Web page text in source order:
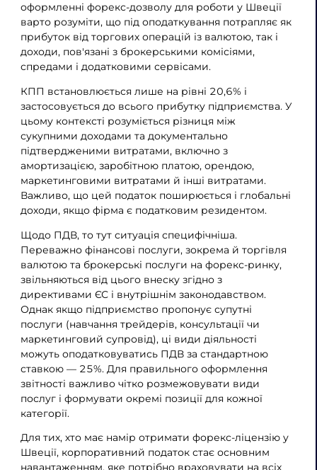
оформленні форекс-дозволу для роботи у Швеції
варто розуміти, що під оподаткування потрапляє як
прибуток від торгових операцій із валютою, так і
доходи, пов'язані з брокерськими комісіями,
спредами і додатковими сервісами.
КПП встановлюється лише на рівні 20,6% і
застосовується до всього прибутку підприємства. У
цьому контексті розуміється різниця між
сукупними доходами та документально
підтвердженими витратами, включно з
амортизацією, заробітною платою, орендою,
маркетинговими витратами й інші витратами.
Важливо, що цей податок поширюється і глобальні
доходи, якщо фірма є податковим резидентом.
Щодо ПДВ, то тут ситуація специфічніша.
Переважно фінансові послуги, зокрема й торгівля
валютою та брокерські послуги на форекс-ринку,
звільняються від цього внеску згідно з
директивами ЄС і внутрішнім законодавством.
Однак якщо підприємство пропонує супутні
послуги (навчання трейдерів, консультації чи
маркетинговий супровід), ці види діяльності
можуть оподатковуватись ПДВ за стандартною
ставкою — 25%. Для правильного оформлення
звітності важливо чітко розмежовувати види
послуг і формувати окремі позиції для кожної
категорії.
Для тих, хто має намір отримати форекс-ліцензію у
Швеції, корпоративний податок стає основним
навантаженням, яке потрібно враховувати на всіх